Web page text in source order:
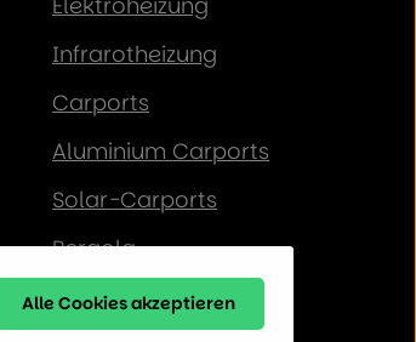
Infrarotheizung
Carports
Aluminium Carports
Solar-Carports
Pergola
Gewächshaus
Alle Cookies akzeptieren